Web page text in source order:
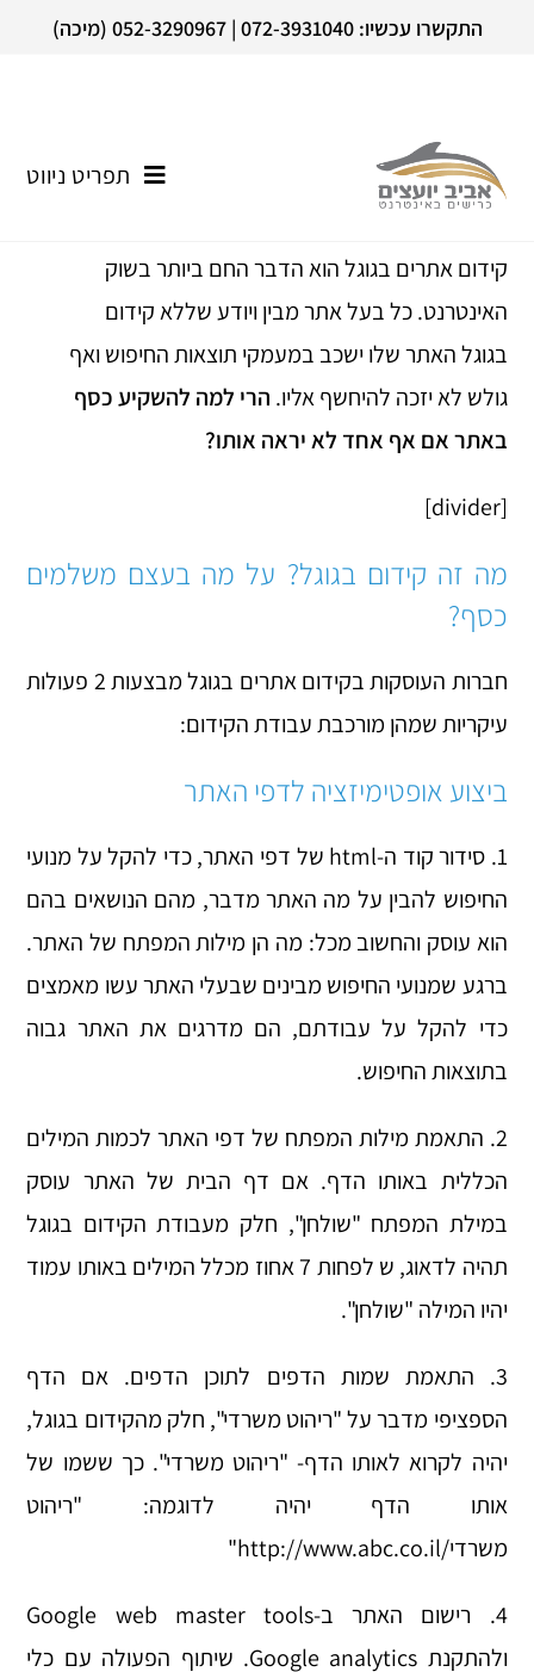
התקשרו עכשיו: 072-3931040 | 052-3290967 (מיכה)
תפריט ניווט
קידום אתרים בגוגל הוא הדבר החם ביותר בשוק
האינטרנט. כל בעל אתר מבין ויודע שללאקידום
בגוגלהאתר שלו ישכב במעמקי תוצאות החיפוש ואף
גולש לא יזכה להיחשף אליו. הרי למה להשקיע כסף
באתר אם אף אחד לאיראה אותו?
[divider]
מה זה קידום בגוגל? על מה בעצם משלמים
כסף?
חברות העוסקות בקידום אתרים בגוגל מבצעות 2 פעולות
עיקריות שמהן מורכבת עבודת הקידום:
ביצוע אופטימיזציה לדפי האתר
1. סידור קוד ה-html של דפי האתר, כדי להקל על מנועי
החיפוש להבין על מה האתר מדבר, מהם הנושאים בהם
הוא עוסק והחשוב מכל: מה הן מילות המפתח של האתר.
ברגע שמנועי החיפוש מבינים שבעלי האתר עשו מאמצים
כדי להקל על עבודתם, הם מדרגים את האתר גבוה
בתוצאות החיפוש.
2. התאמת מילות המפתח של דפי האתר לכמות המילים
הכללית באותו הדף. אם דף הבית של האתר עוסק
במילת המפתח "שולחן", חלק מעבודת הקידום בגוגל
תהיה לדאוג, ש לפחות 7 אחוז מכלל המילים באותו עמוד
יהיו המילה "שולחן".
3. התאמת שמות הדפים לתוכן הדפים. אם הדף
הספציפי מדבר על "ריהוט משרדי", חלק מהקידום בגוגל,
יהיה לקרוא לאותו הדף- "ריהוט משרדי". כך ששמו של
אותו הדף יהיה לדוגמה: "ריהוט
משרדי/http://www.abc.co.il"
4. רישום האתר ב-Google web master tools
ולהתקנת Google analytics. שיתוף הפעולה עם כלי